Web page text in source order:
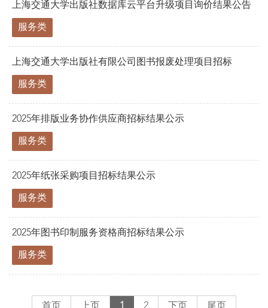
上海交通大学出版社数据库云平台升级项目询价结果公告
服务类
上海交通大学出版社有限公司图书报废处理项目招标
服务类
2025年排版业务协作供应商招标结果公示
服务类
2025年纸张采购项目招标结果公示
服务类
2025年图书印制服务资格商招标结果公示
服务类